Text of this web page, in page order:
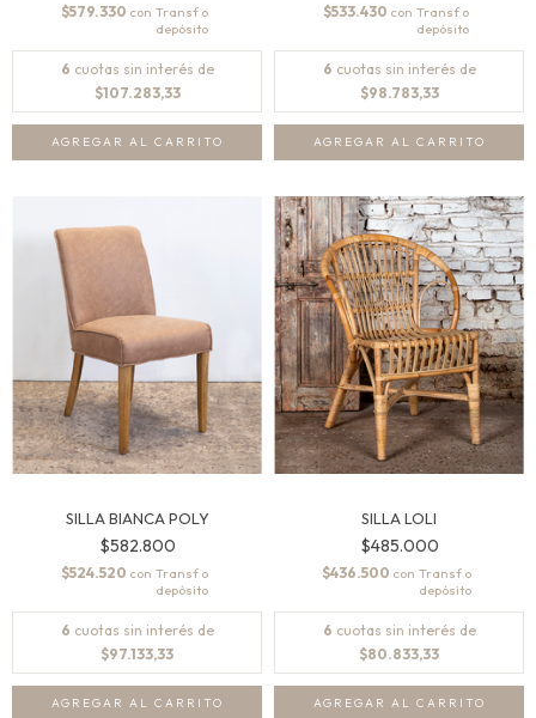
$579.330 con
6 cuotas sin interés de
$107.283,33
$533.430 con
6 cuotas sin interés de
$98.783,33
SILLA BIANCA POLY
$582.800
$524.520 con
6 cuotas sin interés de
$97.133,33
SILLA LOLI
$485.000
$436.500 con
6 cuotas sin interés de
$80.833,33